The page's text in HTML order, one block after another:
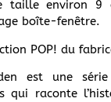
taille environ 9
boîte-fenêtre.
POP! du
est une série
qui raconte